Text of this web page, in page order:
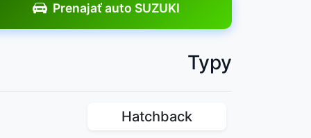
Prenajať auto SUZUKI
Typy
Hatchback